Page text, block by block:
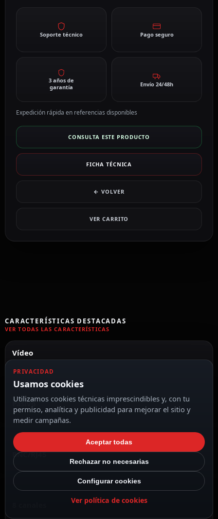
Soporte técnico Pago seguro
3 años de
garantía
Envío 24/48h
Expedición rápida en referencias disponibles
CONSULTA ESTE PRODUCTO
FICHA TÉCNICA
← VOLVER
VER CARRITO
CARACTERÍSTICAS DESTACADAS
VER TODAS LAS CARACTERÍSTICAS
Vídeo
Pasivo
BNC/RJ45
PRIVACIDAD
Usamos cookies
Utilizamos cookies técnicas imprescindibles y, con tu
permiso, analítica y publicidad para mejorar el sitio y
medir campañas.
Aceptar todas
Rechazar no necesarias
Configurar cookies
Ver política de cookies